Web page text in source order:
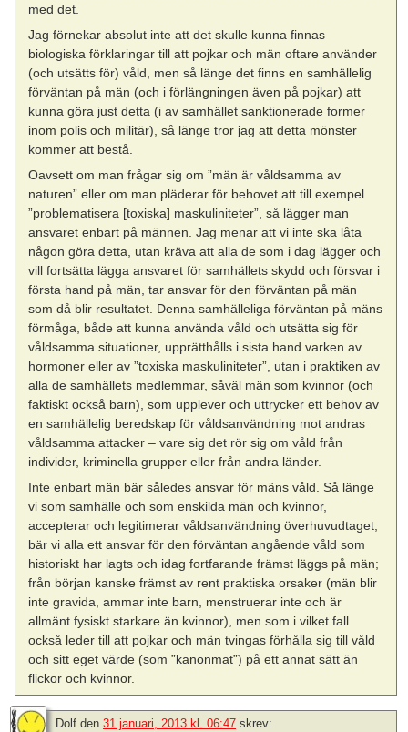
med det.
Jag förnekar absolut inte att det skulle kunna finnas
biologiska förklaringar till att pojkar och män oftare använder
(och utsätts för) våld, men så länge det finns en samhällelig
förväntan på män (och i förlängningen även på pojkar) att
kunna göra just detta (i av samhället sanktionerade former
inom polis och militär), så länge tror jag att detta mönster
kommer att bestå.
Oavsett om man frågar sig om ”män är våldsamma av
naturen” eller om man pläderar för behovet att till exempel
”problematisera [toxiska] maskuliniteter”, så lägger man
ansvaret enbart på männen. Jag menar att vi inte ska låta
någon göra detta, utan kräva att alla de som i dag lägger och
vill fortsätta lägga ansvaret för samhällets skydd och försvar i
första hand på män, tar ansvar för den förväntan på män
som då blir resultatet. Denna samhälleliga förväntan på mäns
förmåga, både att kunna använda våld och utsätta sig för
våldsamma situationer, upprätthålls i sista hand varken av
hormoner eller av ”toxiska maskuliniteter”, utan i praktiken av
alla de samhällets medlemmar, såväl män som kvinnor (och
faktiskt också barn), som upplever och uttrycker ett behov av
en samhällelig beredskap för våldsanvändning mot andras
våldsamma attacker – vare sig det rör sig om våld från
individer, kriminella grupper eller från andra länder.
Inte enbart män bär således ansvar för mäns våld. Så länge
vi som samhälle och som enskilda män och kvinnor,
accepterar och legitimerar våldsanvändning överhuvudtaget,
bär vi alla ett ansvar för den förväntan angående våld som
historiskt har lagts och idag fortfarande främst läggs på män;
från början kanske främst av rent praktiska orsaker (män blir
inte gravida, ammar inte barn, menstruerar inte och är
allmänt fysiskt starkare än kvinnor), men som i vilket fall
också leder till att pojkar och män tvingas förhålla sig till våld
och sitt eget värde (som ”kanonmat”) på ett annat sätt än
flickor och kvinnor.
Dolf den 31 januari, 2013 kl. 06:47 skrev: